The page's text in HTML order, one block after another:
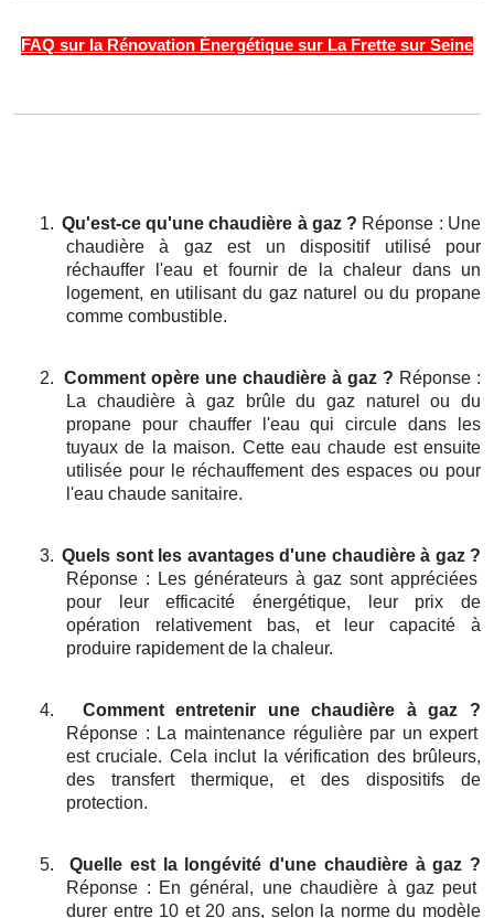
FAQ sur la Rénovation Énergétique sur La Frette sur Seine
1. Qu'est-ce qu'une chaudière à gaz ? Réponse : Une
chaudière à gaz est un dispositif utilisé pour
réchauffer l'eau et fournir de la chaleur dans un
logement, en utilisant du gaz naturel ou du propane
comme combustible.
2. Comment opère une chaudière à gaz ? Réponse :
La chaudière à gaz brûle du gaz naturel ou du
propane pour chauffer l'eau qui circule dans les
tuyaux de la maison. Cette eau chaude est ensuite
utilisée pour le réchauffement des espaces ou pour
l'eau chaude sanitaire.
3. Quels sont les avantages d'une chaudière à gaz ?
Réponse : Les générateurs à gaz sont appréciées
pour leur efficacité énergétique, leur prix de
opération relativement bas, et leur capacité à
produire rapidement de la chaleur.
4.
Comment entretenir une chaudière à gaz ?
Réponse : La maintenance régulière par un expert
est cruciale. Cela inclut la vérification des brûleurs,
des transfert thermique, et des dispositifs de
protection.
5.
Quelle est la longévité d'une chaudière à gaz ?
Réponse : En général, une chaudière à gaz peut
durer entre 10 et 20 ans, selon la norme du modèle